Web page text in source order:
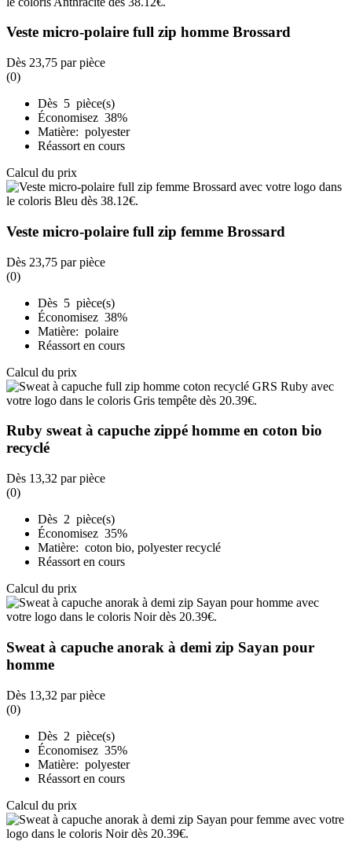
Veste micro-polaire full zip homme Brossard
Dès 23,75 par pièce
(0)
Dès 5 pièce(s)
Économisez 38%
Matière: polyester
Réassort en cours
Calcul du prix
Veste micro-polaire full zip femme Brossard
Dès 23,75 par pièce
(0)
Dès 5 pièce(s)
Économisez 38%
Matière: polaire
Réassort en cours
Calcul du prix
Ruby sweat à capuche zippé homme en coton bio
recyclé
Dès 13,32 par pièce
(0)
Dès 2 pièce(s)
Économisez 35%
Matière: coton bio, polyester recyclé
Réassort en cours
Calcul du prix
Sweat à capuche anorak à demi zip Sayan pour
homme
Dès 13,32 par pièce
(0)
Dès 2 pièce(s)
Économisez 35%
Matière: polyester
Réassort en cours
Calcul du prix